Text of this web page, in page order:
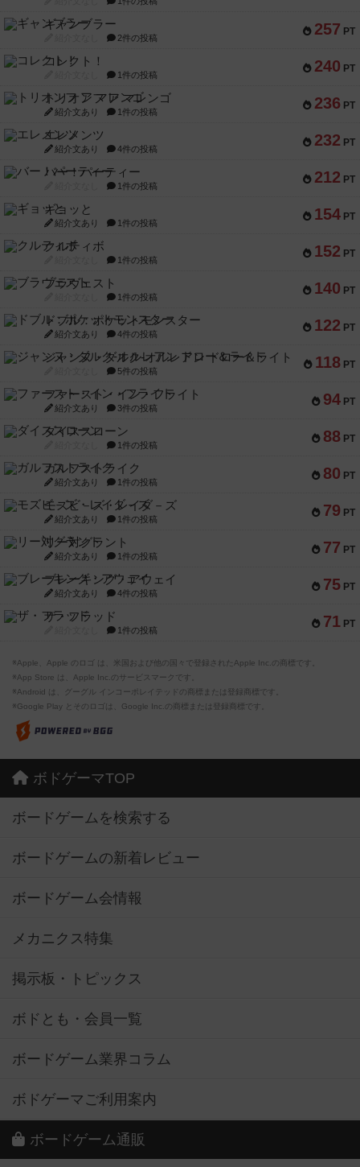
257 PT
ギャンブラー
2件の投稿
240 PT
コレクト！
1件の投稿
236 PT
トリオンフ ア マレンゴ
紹介文あり 1件の投稿
232 PT
エレメンツ
紹介文あり 4件の投稿
212 PT
バー！パーティー
1件の投稿
154 PT
ギョッと
紹介文あり 1件の投稿
152 PT
クルティボ
1件の投稿
140 PT
ブラヴェスト
1件の投稿
122 PT
ドブル：ポケットモンスター
紹介文あり 4件の投稿
118 PT
ジャンヌ・ダルク-オルレアン ドロー＆ライト
5件の投稿
94 PT
ファースト・イン・フライト
紹介文あり 3件の投稿
88 PT
ダイススローン
1件の投稿
80 PT
ガルフストライク
紹介文あり 1件の投稿
79 PT
モズビ－ズ・レイダ－ズ
紹介文あり 1件の投稿
77 PT
リー対グラント
紹介文あり 1件の投稿
75 PT
ブレーキング・アウェイ
紹介文あり 4件の投稿
71 PT
ザ・フラッド
1件の投稿
※Apple、Apple のロゴ は、米国および他の国々で登録されたApple Inc.の商標です。
※App Store は、Apple Inc.のサービスマークです。
※Android は、グーグル インコーポレイテッドの商標または登録商標です。
※Google Play とそのロゴは、Google Inc.の商標または登録商標です。
ボドゲーマTOP
ボードゲームを検索する
ボードゲームの新着レビュー
ボードゲーム会情報
メカニクス特集
掲示板・トピックス
ボドとも・会員一覧
ボードゲーム業界コラム
ボドゲーマご利用案内
ボードゲーム通販